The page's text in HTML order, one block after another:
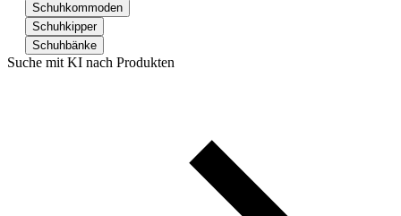
Schuhkommoden
Schuhkipper
Schuhbänke
Suche mit KI nach Produkten